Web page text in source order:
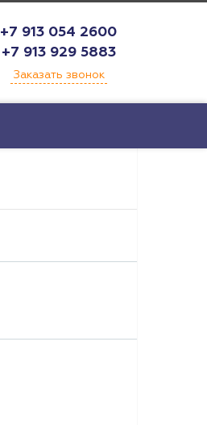
+7 913 054 2600
+7 913 929 5883
Заказать звонок